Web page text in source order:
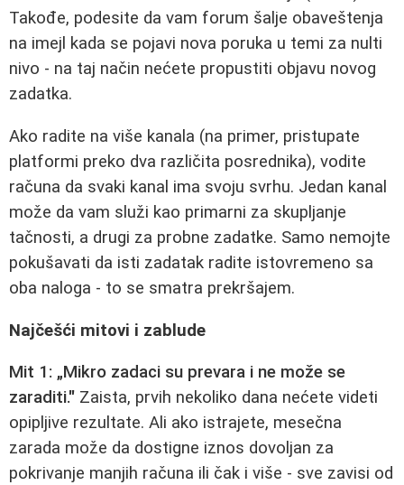
Takođe, podesite da vam forum šalje obaveštenja
na imejl kada se pojavi nova poruka u temi za nulti
nivo - na taj način nećete propustiti objavu novog
zadatka.
Ako radite na više kanala (na primer, pristupate
platformi preko dva različita posrednika), vodite
računa da svaki kanal ima svoju svrhu. Jedan kanal
može da vam služi kao primarni za skupljanje
tačnosti, a drugi za probne zadatke. Samo nemojte
pokušavati da isti zadatak radite istovremeno sa
oba naloga - to se smatra prekršajem.
Najčešći mitovi i zablude
Mit 1: „Mikro zadaci su prevara i ne može se
zaraditi." Zaista, prvih nekoliko dana nećete videti
opipljive rezultate. Ali ako istrajete, mesečna
zarada može da dostigne iznos dovoljan za
pokrivanje manjih računa ili čak i više - sve zavisi od